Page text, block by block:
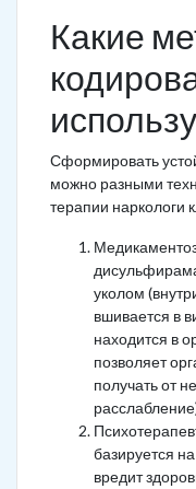
Какие
Сформировать
можно разными
терапии наркологи
уколом
вшивается в
находится в
позволяет
получать от
базируется
вредит